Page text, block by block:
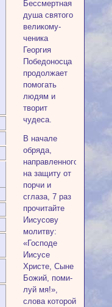
Бессмертная
душа святого
великому­
ченика
Георгия
Победоносца
продол­жает
помогать
людям и
творит
чудеса.
В начале
обряда,
направленного
на защиту от
порчи и
сглаза, 7 раз
про­читайте
Иисусову
молитву:
«Господе
Иисусе
Христе, Сыне
Божий, поми­
луй мя!»,
слова которой